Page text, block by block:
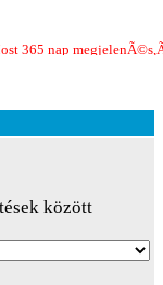
50db
között